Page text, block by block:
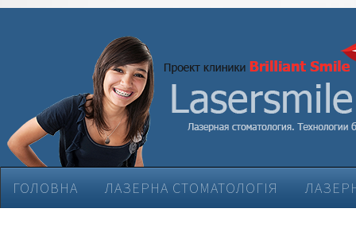
ГОЛОВНА ЛАЗЕРНА СТОМАТОЛОГІЯ
ЕСТЕТИЧНА СТОМАТОЛОГІЯ
ЛІКУВАННЯ